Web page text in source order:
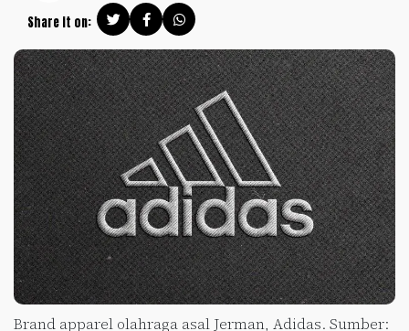
Share it on:
Brand apparel olahraga asal Jerman, Adidas. Sumber:
Video